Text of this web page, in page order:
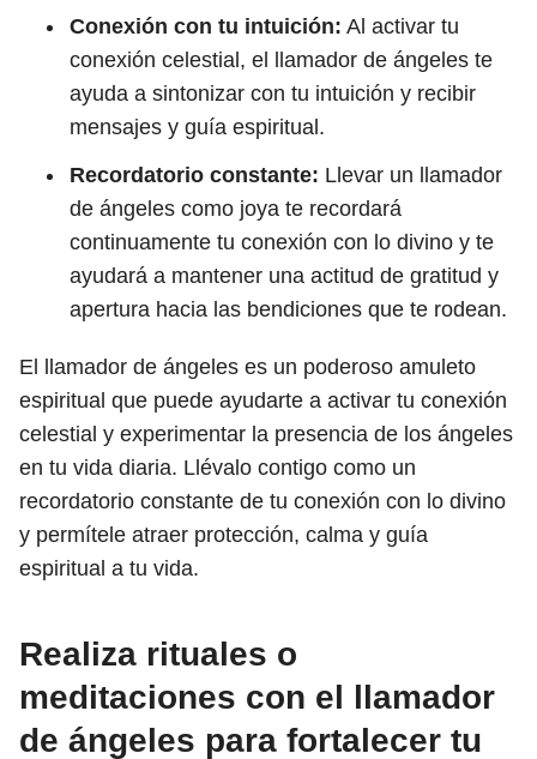
Conexión con tu intuición: Al activar tu
conexión celestial, el llamador de ángeles te
ayuda a sintonizar con tu intuición y recibir
mensajes y guía espiritual.
Recordatorio constante: Llevar un llamador
de ángeles como joya te recordará
continuamente tu conexión con lo divino y te
ayudará a mantener una actitud de gratitud y
apertura hacia las bendiciones que te rodean.
El llamador de ángeles es un poderoso amuleto
espiritual que puede ayudarte a activar tu conexión
celestial y experimentar la presencia de los ángeles
en tu vida diaria. Llévalo contigo como un
recordatorio constante de tu conexión con lo divino
y permítele atraer protección, calma y guía
espiritual a tu vida.
Realiza rituales o
meditaciones con el llamador
de ángeles para fortalecer tu